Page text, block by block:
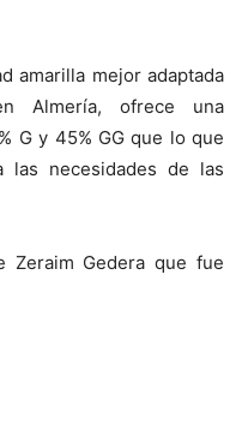
amarilla mejor adaptada
Almería, ofrece una
G y 45% GG que lo que
las necesidades de las
Zeraim Gedera que fue